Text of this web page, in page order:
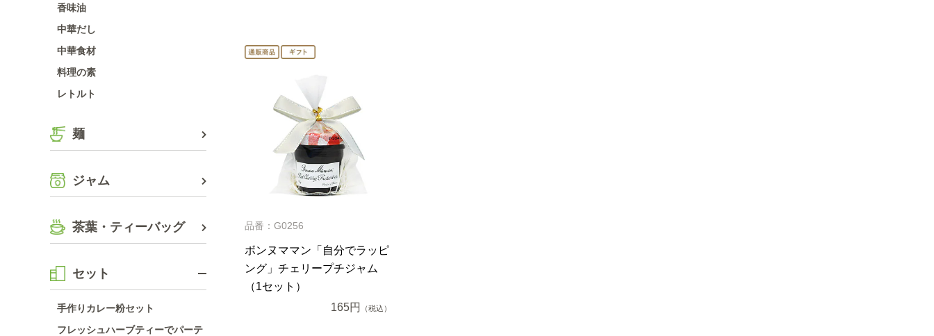
香味油
中華だし
中華食材
料理の素
レトルト
麺
ジャム
茶葉・ティーバッグ
セット
手作りカレー粉セット
フレッシュハーブティーでパーテ
品番：G0256
ボンヌママン「自分でラッピ
ング」チェリープチジャム
（1セット）
165円
（税込）